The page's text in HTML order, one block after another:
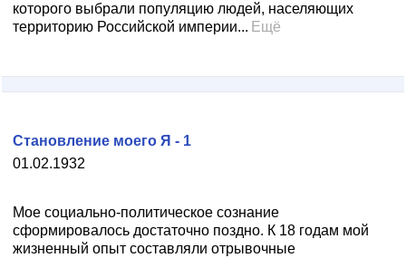
которого выбрали популяцию людей, населяющих
территорию Российской империи... Ещё
01.02.1932
Становление моего Я - 1
Мое социально-политическое сознание
сформировалось достаточно поздно. К 18 годам мой
жизненный опыт составляли отрывочные